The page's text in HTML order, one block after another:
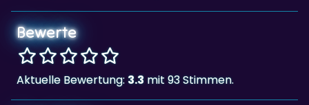
Bewerte
Aktuelle Bewertung: 3.3 mit 93 Stimmen.